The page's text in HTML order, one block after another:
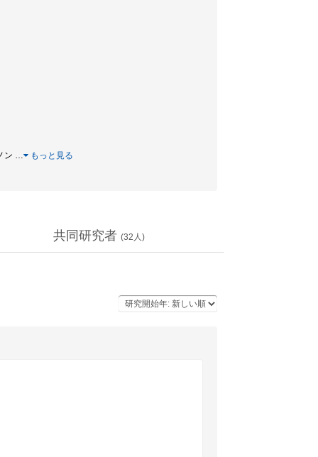
ン … もっと見る
共同研究者 (32 人)